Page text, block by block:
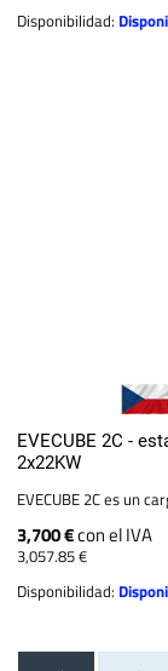
Disponibilidad:
EVECUBE 2C -
2x22KW
EVECUBE 2C es un
3,700 €con el IVA
3,057.85 €
Disponibilidad: